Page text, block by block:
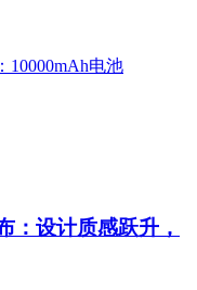
设计质感跃升，